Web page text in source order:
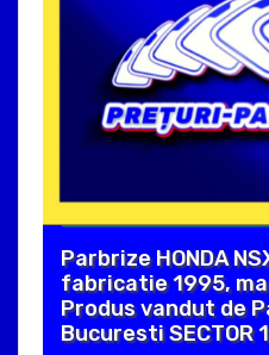
Parbrize HONDA
fabricatie 1995,
Produs vandut de
Bucuresti SECTOR